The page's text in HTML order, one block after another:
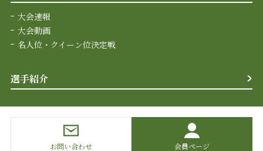
大会速報
大会動画
名人位・クイーン位決定戦
選手紹介
お問い合わせ 会員ページ